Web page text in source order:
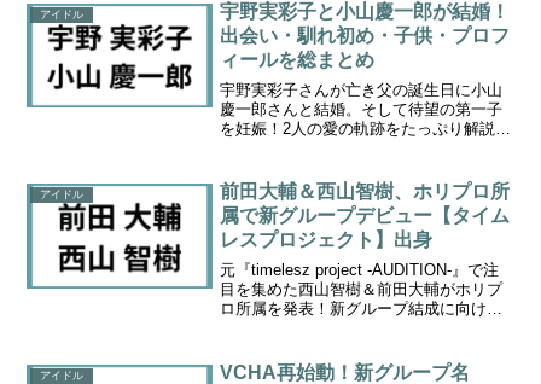
アイドル
宇野実彩子と小山慶一郎が結婚！
出会い・馴れ初め・子供・プロフ
ィールを総まとめ
宇野実彩子さんが亡き父の誕生日に小山
慶一郎さんと結婚。そして待望の第一子
を妊娠！2人の愛の軌跡をたっぷり解説。
アイドル
前田大輔＆西山智樹、ホリプロ所
属で新グループデビュー【タイム
レスプロジェクト】出身
元『timelesz project -AUDITION-』で注
目を集めた西山智樹＆前田大輔がホリプ
ロ所属を発表！新グループ結成に向けた
アイドル
VCHA再始動！新グループ名